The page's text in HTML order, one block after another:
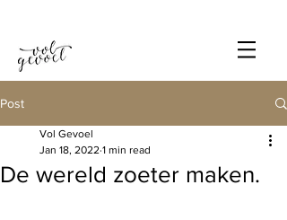
Post
De wereld zoeter maken.
Vol Gevoel
Jan 18, 2022 1 min read